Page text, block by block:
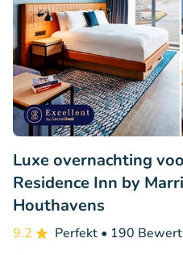
Luxe overnachting
Residence Inn by
Houthavens
9.2 Perfekt • 190